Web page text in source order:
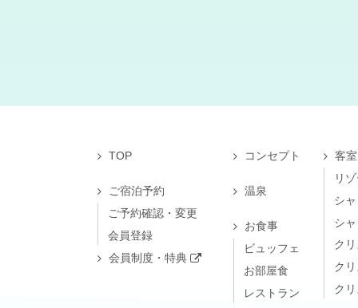
TOP
ご宿泊予約
ご予約確認・変更
会員登録
会員制度・特典
コンセプト
温泉
お食事
ビュッフェ
お部屋食
レストラン
客室
リ
シ
シ
ク
ク
ク